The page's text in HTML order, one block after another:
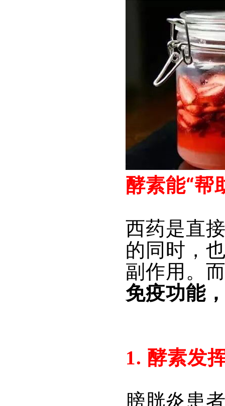
酵素能“帮
西药是直
的同时，
副作用。
免疫功能
1. 酵素发
膀胱炎患